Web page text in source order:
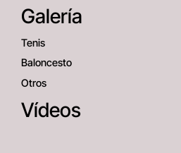
Galería
Tenis
Baloncesto
Otros
Vídeos